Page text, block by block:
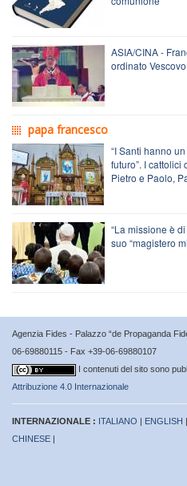
ASIA/CINA -
ordinato
papa francesco
“I Santi hanno
futuro”. I
Pietro e Paolo,
“La missione è
suo “magistero
Agenzia Fides - Palazzo “de Propaganda
06-69880115 - Fax +39-06-69880107
I contenuti del sito sono
Attribuzione 4.0 Internazionale
INTERNAZIONALE : ITALIANO | ENGLISH |
CHINESE |